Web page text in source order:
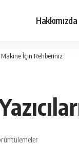
Hakkımızda
Makine İçin Rehberiniz